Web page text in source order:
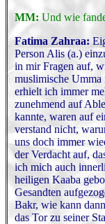
MM: Und wie
Fatima Zahraa:
Person Alis (a.)
in mir Fragen auf,
muslimische Umma
erhielt ich immer
zunehmend auf
kannte, waren auf
verstand nicht,
uns doch immer
der Verdacht auf,
ich mich auch
heiligen Kaaba
Gesandten
Bakr, wie kann
das Tor zu seiner